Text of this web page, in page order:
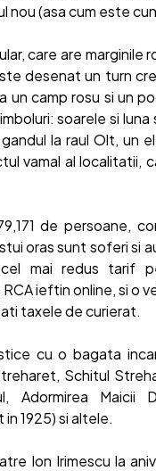
nou (asa cum este
care are marginile
desenat un turn
un camp rosu si un
soarele si
la raul Olt, un
vamal al localitatii,
de persoane,
oras sunt soferi si
mai redus tarif
ieftin online, si o
taxele de curierat.
cu o bagata
Schitul
Adormirea Maicii
1925) si altele.
Ion Irimescu la